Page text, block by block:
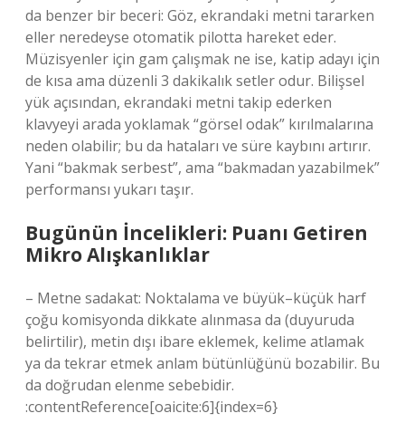
da benzer bir beceri: Göz, ekrandaki metni tararken
eller neredeyse otomatik pilotta hareket eder.
Müzisyenler için gam çalışmak ne ise, katip adayı için
de kısa ama düzenli 3 dakikalık setler odur. Bilişsel
yük açısından, ekrandaki metni takip ederken
klavyeyi arada yoklamak “görsel odak” kırılmalarına
neden olabilir; bu da hataları ve süre kaybını artırır.
Yani “bakmak serbest”, ama “bakmadan yazabilmek”
performansı yukarı taşır.
Bugünün İncelikleri: Puanı Getiren
Mikro Alışkanlıklar
– Metne sadakat: Noktalama ve büyük–küçük harf
çoğu komisyonda dikkate alınmasa da (duyuruda
belirtilir), metin dışı ibare eklemek, kelime atlamak
ya da tekrar etmek anlam bütünlüğünü bozabilir. Bu
da doğrudan elenme sebebidir.
:contentReference[oaicite:6]{index=6}